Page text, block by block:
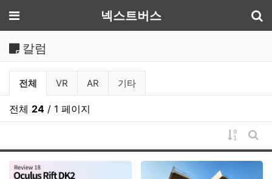
메뉴 넥스트버스
칼럼
칼럼 분류 목록
전체 VR AR 기타
전체 24 / 1 페이지
게시물
게